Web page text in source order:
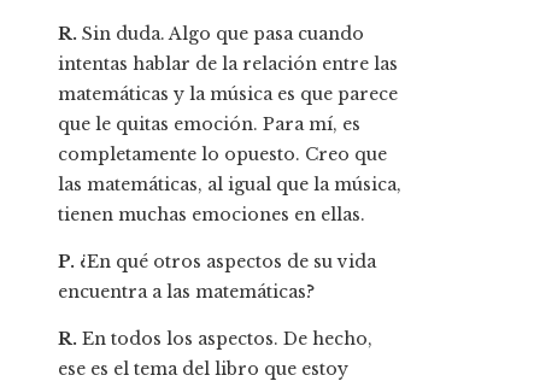
R. Sin duda. Algo que pasa cuando
intentas hablar de la relación entre las
matemáticas y la música es que parece
que le quitas emoción. Para mí, es
completamente lo opuesto. Creo que
las matemáticas, al igual que la música,
tienen muchas emociones en ellas.
P. ¿En qué otros aspectos de su vida
encuentra a las matemáticas?
R. En todos los aspectos. De hecho,
ese es el tema del libro que estoy